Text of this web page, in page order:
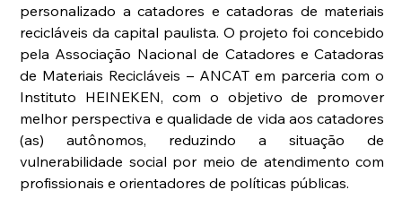
personalizado a catadores e catadoras de materiais
recicláveis da capital paulista. O projeto foi concebido
pela Associação Nacional de Catadores e Catadoras
de Materiais Recicláveis – ANCAT em parceria com o
Instituto HEINEKEN, com o objetivo de promover
melhor perspectiva e qualidade de vida aos catadores
(as) autônomos, reduzindo a situação de
vulnerabilidade social por meio de atendimento com
profissionais e orientadores de políticas públicas.